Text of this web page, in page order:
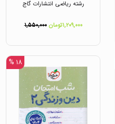
رشته ریاضی انتشارات گاج
۱,۲۰۹,۰۰۰تومان ۱,۵۵۰,۰۰۰
۱۸ %